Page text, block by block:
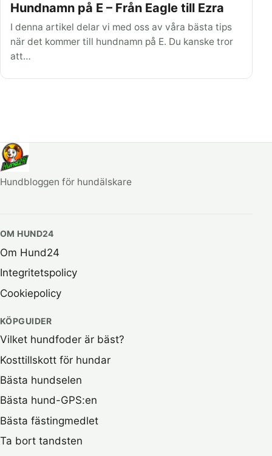
Hundnamn på E – Från Eagle till Ezra
I denna artikel delar vi med oss av våra bästa tips
när det kommer till hundnamn på E. Du kanske tror
att…
Hundbloggen för hundälskare
OM HUND24
Om Hund24
Integritetspolicy
Cookiepolicy
KÖPGUIDER
Vilket hundfoder är bäst?
Kosttillskott för hundar
Bästa hundselen
Bästa hund-GPS:en
Bästa fästingmedlet
Ta bort tandsten